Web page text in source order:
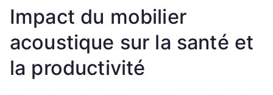
Impact du mobilier
acoustique sur la santé et
la productivité